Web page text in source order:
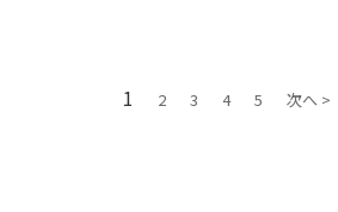
1 2 3 4 5 次へ >